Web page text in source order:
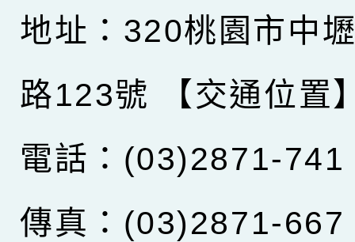
地址：320桃園市中
路123號
【交通位置
電話：(03)2871-741
傳真：(03)2871-667